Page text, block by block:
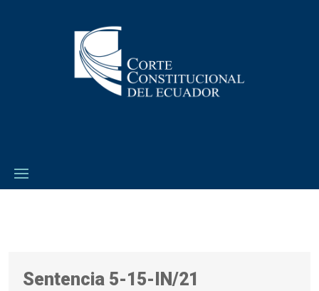
Sentencia 5-15-IN/21